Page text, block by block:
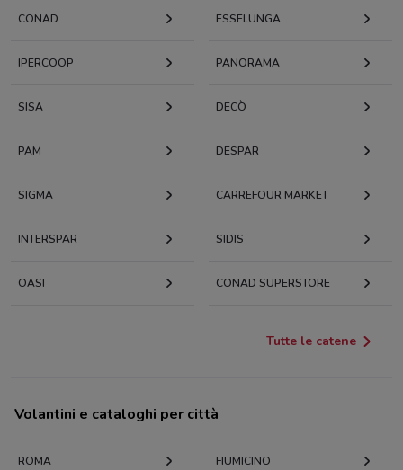
CONAD ESSELUNGA
IPERCOOP PANORAMA
SISA DECÒ
PAM DESPAR
SIGMA CARREFOUR MARKET
INTERSPAR SIDIS
OASI CONAD SUPERSTORE
Tutte le catene
Volantini e cataloghi per città
ROMA FIUMICINO